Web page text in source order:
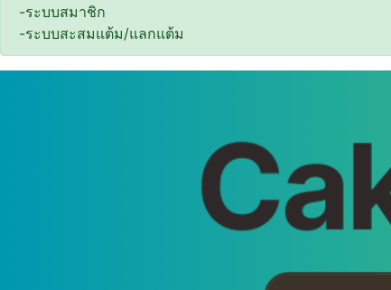
-ระบบสมาชิก
-ระบบสะสมแต้ม/แลกแต้ม